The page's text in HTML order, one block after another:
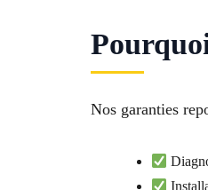
Nos garanties